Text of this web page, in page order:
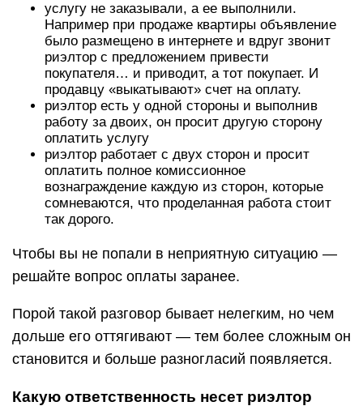
услугу не заказывали, а ее выполнили.
Например при продаже квартиры объявление
было размещено в интернете и вдруг звонит
риэлтор с предложением привести
покупателя… и приводит, а тот покупает. И
продавцу «выкатывают» счет на оплату.
риэлтор есть у одной стороны и выполнив
работу за двоих, он просит другую сторону
оплатить услугу
риэлтор работает с двух сторон и просит
оплатить полное комиссионное
вознаграждение каждую из сторон, которые
сомневаются, что проделанная работа стоит
так дорого.
Чтобы вы не попали в неприятную ситуацию —
решайте вопрос оплаты заранее.
Порой такой разговор бывает нелегким, но чем
дольше его оттягивают — тем более сложным он
становится и больше разногласий появляется.
Какую ответственность несет риэлтор